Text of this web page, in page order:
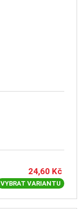
24,60 Kč
VYBRAT VARIANTU